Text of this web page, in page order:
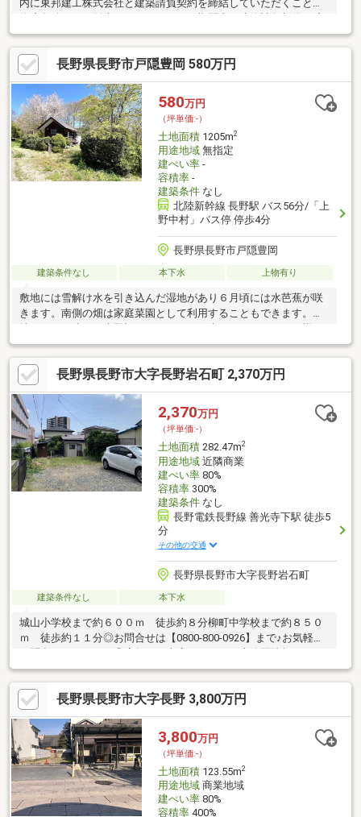
内に東邦建工株式会社と建築請負契約を締結していただくことを
結されなかった場合、土地売買契約は無効となり、受領済み代金
は無利息にて全額返還いたします。※当社指定の司法書士での登
記となります。長野県長野市戸隠豊岡 580万円
580万円
（坪単価:-）
土地面積1205m2
用途地域無指定
建ぺい率-
容積率-
建築条件なし
北陸新幹線 長野駅 バス56分/「上
野中村」バス停 停歩4分
長野県長野市戸隠豊岡
建築条件なし 本下水 上物有り
敷地には雪解け水を引き込んだ湿地があり６月頃には水芭蕉が咲
きます。南側の畑は家庭菜園として利用することもできます。敷
別荘として利用しています。鍵はございますので、建物を内見可
能です。
長野県長野市大字長野岩石町 2,370万円
2,370万円
（坪単価:-）
土地面積282.47m2
用途地域近隣商業
建ぺい率80%
容積率300%
建築条件なし
長野電鉄長野線 善光寺下駅 徒歩5
分
その他の交通
長野県長野市大字長野岩石町
建築条件なし 本下水
城山小学校まで約６００ｍ 徒歩約８分柳町中学校まで約８５０
ｍ 徒歩約１１分◎お問合せは【0800-800-0926】まで♪お気軽に
お問合せください！◎店舗へご来店いただくと未公開情報をご紹
介できる場合がございます。 ご予約は【イエステーション長野
店】で検索☆当社は、宅地建物取引士によるご購入相談はもちろ
ん、住宅ローンのご相談も承っております。支払っていける
か…、審査が通るか…など、住宅ローンのご心配ごとは当社へご相
談ください！
長野県長野市大字長野 3,800万円
3,800万円
（坪単価:-）
土地面積123.55m2
用途地域商業地域
建ぺい率80%
容積率400%